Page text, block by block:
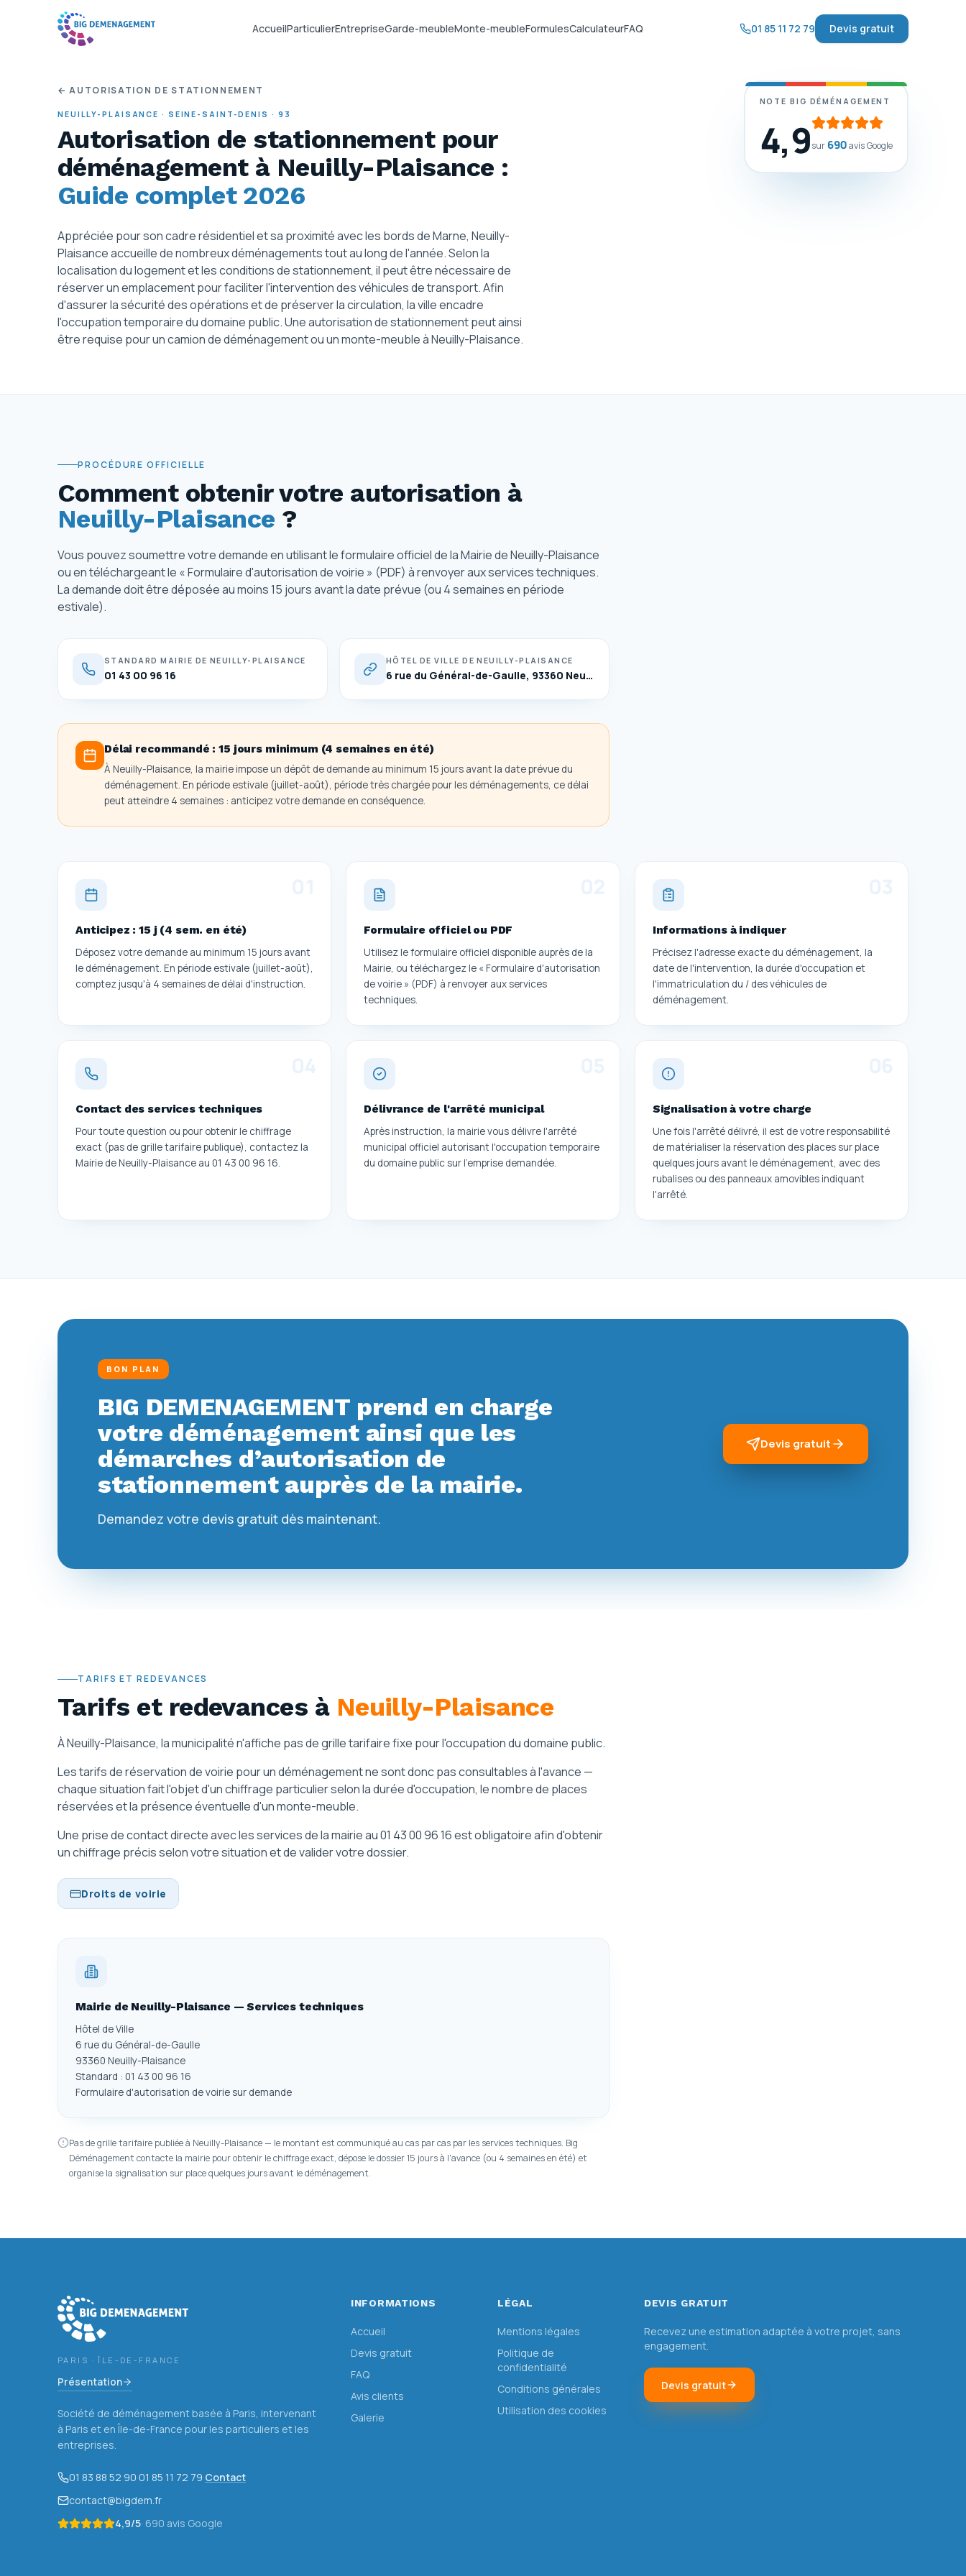
AccueilParticulierEntrepriseGarde-meubleMonte-meubleFormulesCalculateurFAQ 01 85 11 72 79 Devis gratuit
← AUTORISATION DE STATIONNEMENT
NEUILLY-PLAISANCE · SEINE-SAINT-DENIS · 93
Autorisation de stationnement pour
déménagement à Neuilly-Plaisance :
Guide complet 2026
Appréciée pour son cadre résidentiel et sa proximité avec les bords de Marne, Neuilly-
Plaisance accueille de nombreux déménagements tout au long de l'année. Selon la
localisation du logement et les conditions de stationnement, il peut être nécessaire de
réserver un emplacement pour faciliter l'intervention des véhicules de transport. Afin
d'assurer la sécurité des opérations et de préserver la circulation, la ville encadre
l'occupation temporaire du domaine public. Une autorisation de stationnement peut ainsi
être requise pour un camion de déménagement ou un monte-meuble à Neuilly-Plaisance.
NOTE BIG DÉMÉNAGEMENT
4,9sur690avis Google
PROCÉDURE OFFICIELLE
Comment obtenir votre autorisation à
Neuilly-Plaisance ?
Vous pouvez soumettre votre demande en utilisant le formulaire officiel de la Mairie de Neuilly-Plaisance
ou en téléchargeant le « Formulaire d'autorisation de voirie » (PDF) à renvoyer aux services techniques.
La demande doit être déposée au moins 15 jours avant la date prévue (ou 4 semaines en période
estivale).
STANDARD MAIRIE DE NEUILLY-PLAISANCE
01 43 00 96 16
HÔTEL DE VILLE DE NEUILLY-PLAISANCE
6 rue du Général-de-Gaulle, 93360 Neuilly-Plaisance
Délai recommandé :15 jours minimum (4 semaines en été)
À Neuilly-Plaisance, la mairie impose un dépôt de demande au minimum 15 jours avant la date prévue du
déménagement. En période estivale (juillet-août), période très chargée pour les déménagements, ce délai
peut atteindre 4 semaines : anticipez votre demande en conséquence.
Anticipez : 15 j (4 sem. en été)
Déposez votre demande au minimum 15 jours avant
le déménagement. En période estivale (juillet-août),
comptez jusqu'à 4 semaines de délai d'instruction.
Formulaire officiel ou PDF
Utilisez le formulaire officiel disponible auprès de la
Mairie, ou téléchargez le « Formulaire d'autorisation
de voirie » (PDF) à renvoyer aux services
techniques.
Informations à indiquer
Précisez l'adresse exacte du déménagement, la
date de l'intervention, la durée d'occupation et
l'immatriculation du / des véhicules de
déménagement.
Contact des services techniques
Pour toute question ou pour obtenir le chiffrage
exact (pas de grille tarifaire publique), contactez la
Mairie de Neuilly-Plaisance au 01 43 00 96 16.
Délivrance de l'arrêté municipal
Après instruction, la mairie vous délivre l'arrêté
municipal officiel autorisant l'occupation temporaire
du domaine public sur l'emprise demandée.
Signalisation à votre charge
Une fois l'arrêté délivré, il est de votre responsabilité
de matérialiser la réservation des places sur place
quelques jours avant le déménagement, avec des
rubalises ou des panneaux amovibles indiquant
l'arrêté.
BON PLAN
BIG DEMENAGEMENT prend en charge
votre déménagement ainsi que les
démarches d’autorisation de
stationnement auprès de la mairie.
Demandez votre devis gratuit dès maintenant.
Devis gratuit
TARIFS ET REDEVANCES
Tarifs et redevances à Neuilly-Plaisance
À Neuilly-Plaisance, la municipalité n'affiche pas de grille tarifaire fixe pour l'occupation du domaine public.
Les tarifs de réservation de voirie pour un déménagement ne sont donc pas consultables à l'avance —
chaque situation fait l'objet d'un chiffrage particulier selon la durée d'occupation, le nombre de places
réservées et la présence éventuelle d'un monte-meuble.
Une prise de contact directe avec les services de la mairie au 01 43 00 96 16 est obligatoire afin d'obtenir
un chiffrage précis selon votre situation et de valider votre dossier.
Droits de voirie
Mairie de Neuilly-Plaisance — Services techniques
Hôtel de Ville
6 rue du Général-de-Gaulle
93360 Neuilly-Plaisance
Standard : 01 43 00 96 16
Formulaire d'autorisation de voirie sur demande
Pas de grille tarifaire publiée à Neuilly-Plaisance — le montant est communiqué au cas par cas par les services techniques. Big
Déménagement contacte la mairie pour obtenir le chiffrage exact, dépose le dossier 15 jours à l'avance (ou 4 semaines en été) et
organise la signalisation sur place quelques jours avant le déménagement.
PARIS · ÎLE-DE-FRANCE
Présentation
Société de déménagement basée à Paris, intervenant
à Paris et en Île-de-France pour les particuliers et les
entreprises.
01 83 88 52 90·01 85 11 72 79·Contact
contact@bigdem.fr
4,9/5· 690 avis Google
INFORMATIONS
Accueil
Devis gratuit
FAQ
Avis clients
Galerie
LÉGAL
Mentions légales
Politique de
confidentialité
Conditions générales
Utilisation des cookies
DEVIS GRATUIT
Recevez une estimation adaptée à votre projet, sans
engagement.
Devis gratuit